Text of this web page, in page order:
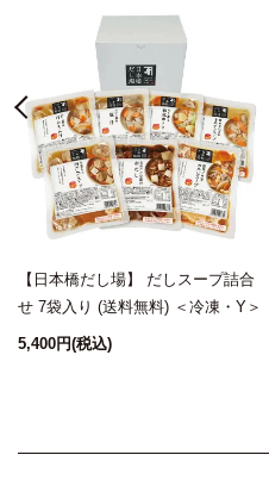
【日本橋だし場】 だしスープ詰合
せ 7袋入り (送料無料) ＜冷凍・Y＞
5,400円(税込)